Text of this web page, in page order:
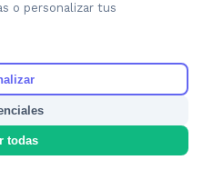
o personalizar tus
todas